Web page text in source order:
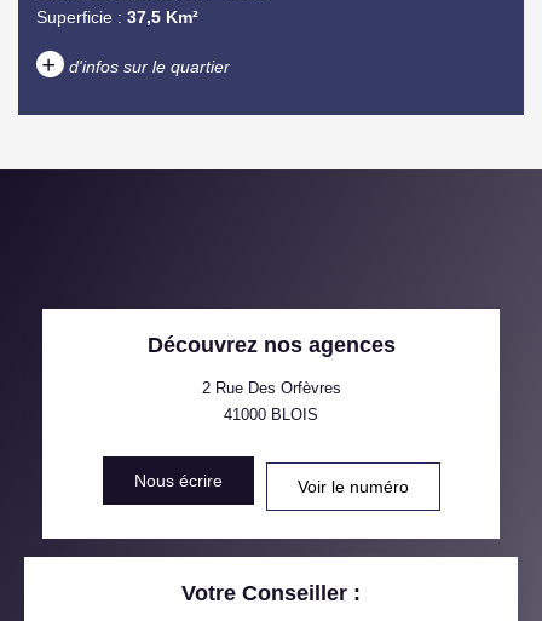
Superficie : 37,5 Km²
+ d'infos sur le quartier
PART DES MÉNAGES SANS
VOITURE
ECOLES ET CRÈCHES
Découvrez nos agences
2 Rue Des Orfèvres
41000 BLOIS
Nous écrire Voir le numéro
Votre Conseiller :